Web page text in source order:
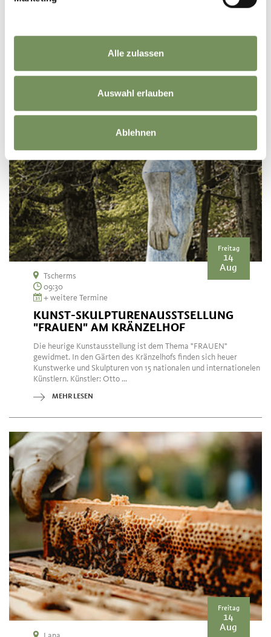
Alle zulassen
Auswahl erlauben
Ablehnen
mit Seil, Gurt und Helm ausgerüstet, kannst du dich an neue
MEHR LESEN
Freitag
14
Aug
Tscherms
09:30
+ weitere Termine
KUNST-SKULPTURENAUSSTSELLUNG
"FRAUEN" AM KRÄNZELHOF
Die heurige Kunstausstellung ist dem Thema "FRAUEN"
gewidmet. In den Gärten des Kränzelhofs finden sich heuer
Kunstwerke und Skulpturen von 15 nationalen und internationelen
Künstlern. Künstler: Otto ...
MEHR LESEN
Freitag
14
Aug